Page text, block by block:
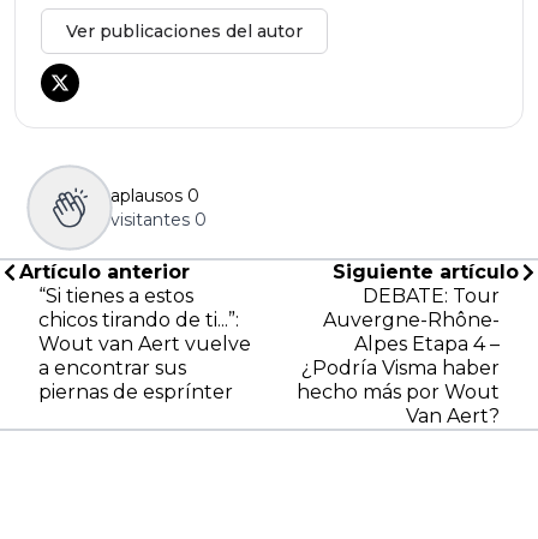
Ver publicaciones del autor
aplausos 0
visitantes 0
Artículo anterior
“Si tienes a estos
chicos tirando de ti...”:
Wout van Aert vuelve
a encontrar sus
piernas de esprínter
Siguiente artículo
DEBATE: Tour
Auvergne-Rhône-
Alpes Etapa 4 –
¿Podría Visma haber
hecho más por Wout
Van Aert?